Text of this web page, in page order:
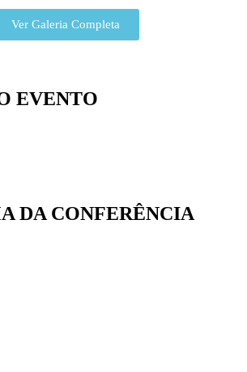
Ver Galeria Completa
EVENTO
DA CONFERÊNCIA